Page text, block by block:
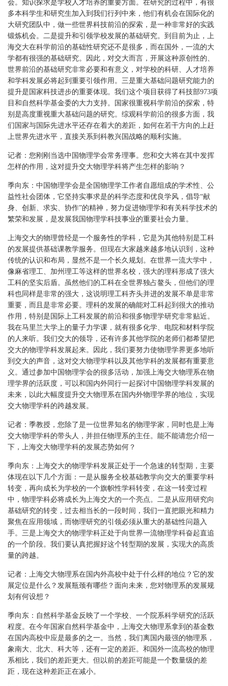
会。知识探求是学校人才培养的重要方面。在研究的过程中，有很
多本科学生和研究生加入到我们行列中来，他们有机会在国际化的
大研究团队中，做一些世界科技前沿的探索，是一种非常好的实践
锻炼机会。二是提升和引领学校发展的基础研究。到目前为止，上
海交大在科学前沿的基础性研究还不是很多，而在国外，一流的大
学都有很强的基础研究。因此，对交大而言，开展这种原创性的、
世界前沿的基础研究非常必要和有意义，对学校的科研、人才培养
和学科发展必将起到重要引领作用。三是重大基础问题研究能力的
提升是国家科技进步的重要体现。我们这个项目获得了科技部973项
目和自然科学基金委的大力支持。国家很重视科学前沿的探索，特
别是高度重视重大基础问题的研究。综观科学前沿的很多方面，我
们国家与国际先进水平还存在着大的差距，如何在若干方向的上赶
上世界先进水平，直接关系到科教兴国战略的顺利实施。
记者：您刚刚当选中国物理学会常务理事。您和交大将在其中发挥
怎样的作用，这对提升交大物理学科将产生怎样的影响？
季向东：中国物理学会是全国物理学工作者自愿组成的学术性、公
益性社会团体，它坚持实事求是的科学态度和优良学风，倡导“献
身、创新、求实、协作”的精神，努力促进物理学和有关科学技术的
繁荣和发展，是发展我国物理学科技事业的重要社会力量。
上海交大的物理曾经是一个服务性的学科，它是为其他特别是工科
的发展提供基础课教学服务。但现在大家越来越多地认识到，这种
传统的认识和布局，显然不是一个长久规划。在世界一流大学中，
像麻省理工、加州理工等这样的世界名校，强大的理科形成了强大
工科的坚实后盾。虽然他们的工科在全世界独占鳌头，但他们的理
科也同样是非常的强大，这说明理工科齐头并进的发展不单是非常
重要，而且是非常必要。理科的发展的确能对工科起到很大的推动
作用，特别是国际上工科发展的前沿和很多物理学研究非常贴近。
我在马里兰大学上的量子力学课，就有很多化学、电院和材料学院
的人来听。我们交大的领导，还有许多其他学院的老师们都希望把
交大的物理学科发展起来。因此，我们要努力使物理学界更多地听
到交大的声音，这对交大物理学科以及其他学科的发展都有重要意
义。通过参加中国物理学会的很多活动，加强上海交大物理系在物
理学界的活跃度，可以和国内外同行一起探讨中国物理学科发展的
未来，以此大幅度提升交大物理系在国内外物理学界的地位，实现
交大物理学科的跨越发展。
记者：季教授，您除了是一位世界知名的物理学家，同时也是上海
交大物理学科的带头人，并担任物理系的主任。能不能请您介绍一
下，上海交大物理学科的发展态势如何？
季向东：上海交大的物理学科发展正处于一个急速的转型期，主要
体现在以下几个方面：一是从服务全校基础教学向交大的重要学科
转变，再向成长为学校的一个旗帜性学科转变，在这一转变过程
中，物理学科必将成长为上海交大的一个亮点。二是从应用研究向
基础研究的转变，过去相当长的一段时间，我们一直把眼光和精力
聚焦在应用领域，而物理研究的引领必须从重大的基础性问题入
手。三是上海交大的物理学科正处于向世界一流物理学科奋起直追
的一个阶段。我们要认真把握好这个转型期的发展，实现大的高质
量的跨越。
记者：上海交大物理系在国内外高校中处于什么样的地位？它的发
展定位是什么？发展瓶颈有哪些？面向未来，您对物理系的发展规
划有何设想？
季向东：自然科学基金反映了一个学校、一个院系科学研究的活跃
程度。在今年国家自然科学基金中，上海交大物理系拿到的基金数
在国内高校中应是最多的之一。当然，我们离国内最强的物理系，
象南大、北大、科大等，还有一定的差距。和国外一流高校的物理
系相比，我们的差距更大。但以前的差距可能是一个数量级的差
距，现在这种差距正在减小。